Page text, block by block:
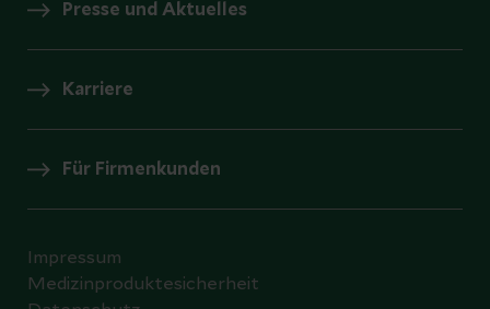
Presse und Aktuelles
Karriere
Für Firmenkunden
Impressum
Medizinproduktesicherheit